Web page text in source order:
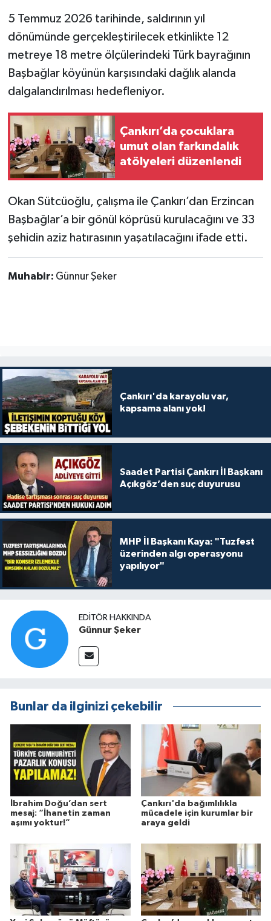
5 Temmuz 2026 tarihinde, saldırının yıl
dönümünde gerçekleştirilecek etkinlikte 12
metreye 18 metre ölçülerindeki Türk bayrağının
Başbağlar köyünün karşısındaki dağlık alanda
dalgalandırılması hedefleniyor.
Çankırı’da çocuklara
umut olan farkındalık
atölyeleri düzenlendi
Okan Sütcüoğlu, çalışma ile Çankırı’dan Erzincan
Başbağlar’a bir gönül köprüsü kurulacağını ve 33
şehidin aziz hatırasının yaşatılacağını ifade etti.
Muhabir: Günnur Şeker
Çankırı'da karayolu var,
kapsama alanı yok!
Saadet Partisi Çankırı İl Başkanı
Açıkgöz’den suç duyurusu
MHP İl Başkanı Kaya: "Tuzfest
üzerinden algı operasyonu
yapılıyor"
EDITÖR HAKKINDA
Günnur Şeker
Bunlar da ilginizi çekebilir
İbrahim Doğu’dan sert
mesaj: “İhanetin zaman
aşımı yoktur!”
Çankırı'da bağımlılıkla
mücadele için kurumlar bir
araya geldi